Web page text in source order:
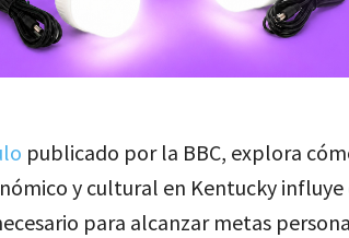
publicado por la BBC, explora
y cultural en Kentucky
para alcanzar metas